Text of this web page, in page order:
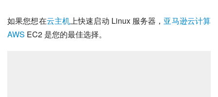
如果您想在云主机上快速启动 Linux 服务器， 亚马逊云计算
AWS EC2 是您的最佳选择。